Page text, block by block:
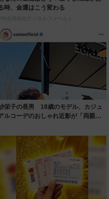
時、金運はこう変わる
合同会社デジタルファーム )
栄子の長男 18歳のモデル、カジュ
ルコーデのおしゃれ近影が「両親の